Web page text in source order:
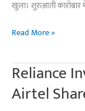
उछले,
स्टॉक्स
मचाया
धमाल
खुला। शुरुआती
Stock
Opening
Bell:
सेंसेक्स
Read More »
Reliance
Airtel